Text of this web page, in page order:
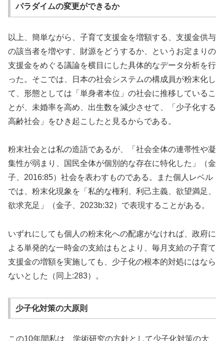
パラダイムの変更ができるか
以上、簡単ながら、子育て支援金を増額する、支援金供与
の該当者を増やす、財源をどうするか、というお定まりの
支援金をめぐる議論を横目にした具体的なデータ分析を行
った。そこでは、日本の社会システムの構成員が粉末化し
て、形態としては「単身者本位」の社会に推移しているこ
とが、未婚率を高め、出生数を減少させて、「少子化する
高齢社会」をひき起こしたと見るからである。
粉末社会とは私の造語であるが、「社会全体の連帯性や凝
集性が弱まり、国民全体が個別的な存在に特化した」（金
子、2016:85）社会を表わすものである。また個人レベル
では、粉末化現象を「私的な権利、利己主義、欲望満足、
欲求充足」（金子、2023b:32）で表現することがある。
いずれにしても個人の粉末化への配慮がなければ、政府に
よる単発的な一時金の支給はもとより、毎月支給の子育て
支援金の増額を実施しても、少子化の根本的対処にはなら
ないとした（同上:283）。
少子化対策の大原則
この10年間私は、学術研究の方針として少子化対策の大